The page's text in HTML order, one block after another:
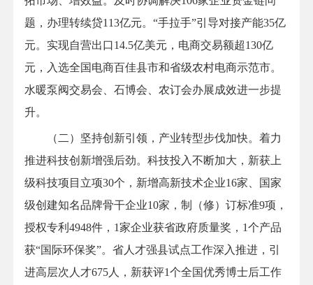
题，办理转续贷113亿元。“手拉手”引导对接产能35亿
元。实现自营出口14.5亿美元，电商交易额超130亿
元，入选全国电商百佳县市和省级农村电商示范市。
水暖泵阀交易会、石博会、农订会办展成效进一步提
升。
（二）坚持创新引领，产业转型步伐加快。着力
推进科技创新增强后劲。科技投入不断加大，新获上
级科技项目立项30个，新增高新技术企业16家、国家
级创建知名品牌骨干企业10家，制（修）订标准9项，
授权专利4948件，1家企业获省政府质量奖，1个产品
获“国际环保奖”。省人才强县试点工作深入推进，引
进高层次人才675人，新获评1个全国优秀博士后工作